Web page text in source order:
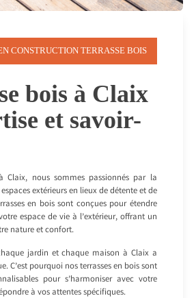
CONSTRUCTION TERRASSE BOIS
bois à Claix
et savoir-
à Claix, nous sommes passionnés par la
extérieurs en lieux de détente et de
en bois sont conçues pour étendre
espace de vie à l’extérieur, offrant un
nature et confort.
jardin et chaque maison à Claix a
C’est pourquoi nos terrasses en bois sont
pour s’harmoniser avec votre
à vos attentes spécifiques.